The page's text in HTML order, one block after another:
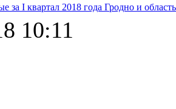
за I квартал 2018 года Гродно и область
10:11